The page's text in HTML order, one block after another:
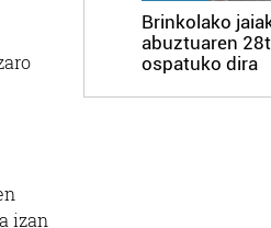
izan
Brinkolako
abuztuaren
ospatuko dira